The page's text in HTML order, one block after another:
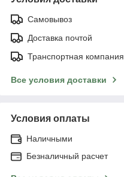
Самовывоз
Доставка почтой
Транспортная компания
Все условия доставки
Условия оплаты
Наличными
Безналичный расчет